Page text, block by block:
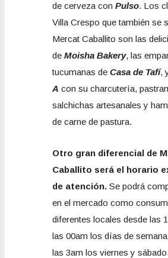
de cerveza con Pulso. Los
Villa Crespo que también se
Mercat Caballito son las
de Moisha Bakery, las
tucumanas de Casa de Tafí,
A con su charcutería,
salchichas artesanales y
de carne de pastura.
Otro gran diferencial de
Caballito será el horario
de atención. Se podrá
en el mercado como
diferentes locales desde las
las 00am los días de
las 3am los viernes y